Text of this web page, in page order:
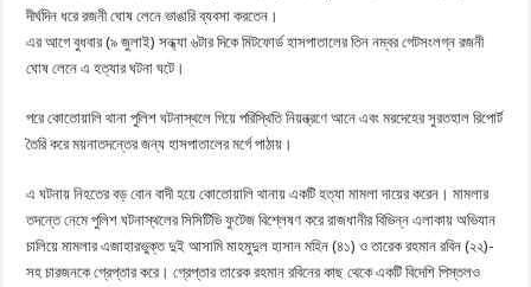
দীর্ঘদিন ধরে রজনী ঘোষ লেনে ভাঙারি ব্যবসা করতেন।
এর আগে বুধবার (৯ জুলাই) সন্ধ্যা ৬টার দিকে মিটফোর্ড হাসপাতালের তিন নম্বর গেটসংলগ্ন রজনী
ঘোষ লেনে এ হত্যার ঘটনা ঘটে।
পরে কোতোয়ালি থানা পুলিশ ঘটনাস্থলে গিয়ে পরিস্থিতি নিয়ন্ত্রণে আনে এবং মরদেহের সুরতহাল রিপোর্ট
তৈরি করে ময়নাতদন্তের জন্য হাসপাতালের মর্গে পাঠায়।
এ ঘটনায় নিহতের বড় বোন বাদী হয়ে কোতোয়ালি থানায় একটি হত্যা মামলা দায়ের করেন। মামলার
তদন্তে নেমে পুলিশ ঘটনাস্থলের সিসিটিভি ফুটেজ বিশ্লেষণ করে রাজধানীর বিভিন্ন এলাকায় অভিযান
চালিয়ে মামলার এজাহারভুক্ত দুই আসামি মাহমুদুল হাসান মহিন (৪১) ও তারেক রহমান রবিন (২২)-
সহ চারজনকে গ্রেপ্তার করে। গ্রেপ্তার তারেক রহমান রবিনের কাছ থেকে একটি বিদেশি পিস্তলও